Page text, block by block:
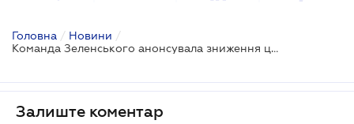
Головна / Новини /
Команда Зеленського анонсувала зниження ціни електроенергії
Залиште коментар